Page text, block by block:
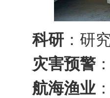
科研 ：研
灾害预警
航海渔业